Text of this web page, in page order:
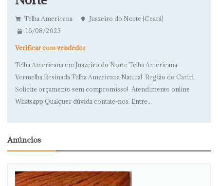
Telha Americana
Juazeiro do Norte (Ceará)
16/08/2023
Verificar com vendedor
Telha Americana em Juazeiro do Norte Telha Americana
Vermelha Resinada Telha Americana Natural Região do Cariri
Solicite orçamento sem compromisso! Atendimento online
Whatsapp Qualquer dúvida contate-nos. Entre...
Anúncios